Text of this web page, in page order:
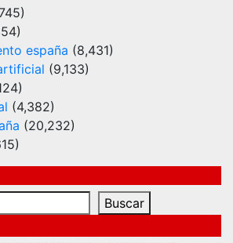
españa (8,431)
(9,133)
(4,382)
(20,232)
Buscar